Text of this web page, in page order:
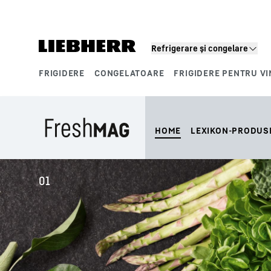
Refrigerare și congelare
FRIGIDERE CONGELATOARE FRIGIDERE PENTRU
HOME LEXIKON-
01